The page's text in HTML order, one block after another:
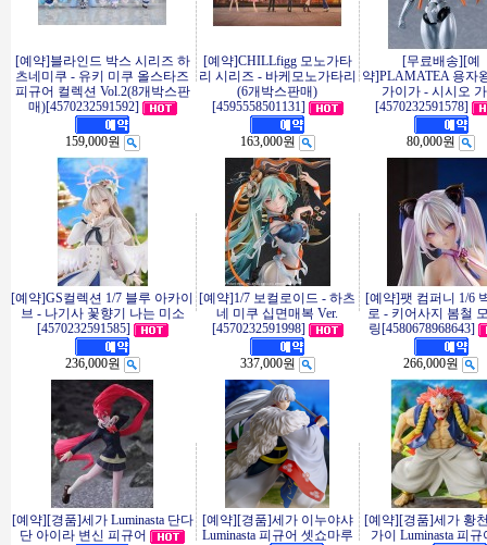
[예약]블라인드 박스 시리즈 하
츠네미쿠 - 유키 미쿠 올스타즈
피규어 컬렉션 Vol.2(8개박스판
매)[4570232591592]
159,000원
[예약]CHILLfigg 모노가타
리 시리즈 - 바케모노가타리
(6개박스판매)
[4595558501131]
163,000원
[무료배송][예
약]PLAMATEA 용자
가이가 - 시시오
[4570232591578]
80,000원
[예약]GS컬렉션 1/7 블루 아카이
브 - 나기사 꽃향기 나는 미소
[4570232591585]
236,000원
[예약]1/7 보컬로이드 - 하츠
네 미쿠 십면매복 Ver.
[4570232591998]
337,000원
[예약]팻 컴퍼니 1/6
로 - 키어사지 봄철
링[4580678968643]
266,000원
[예약][경품]세가 Luminasta 단다
단 아이라 변신 피규어
[예약][경품]세가 이누야샤
Luminasta 피규어 셋쇼마루
[예약][경품]세가 황
가이 Luminasta 피규